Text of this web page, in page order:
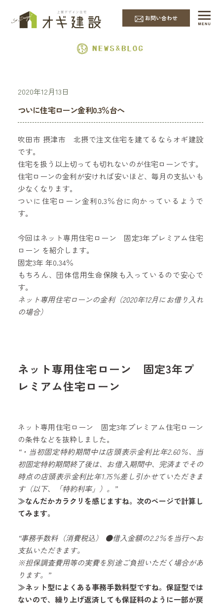
お問い合わせ
EVENT & NEWS
2020年12月13日
ついに住宅ローン金利0.3％台へ
吹田市 摂津市 北摂で注文住宅を建てるならオギ建設
です。
住宅を扱う以上切っても切れないのが住宅ローンです。
住宅ローンの金利が安ければ安いほど、毎月の支払いも
少なくなります。
ついに住宅ローン金利0.3％台に向かっているようで
す。
今回はネット専用住宅ローン 固定3年プレミアム住宅
ローン を紹介します。
固定3年 年0.34％
もちろん、団体信用生命保険も入っているので安心で
す。
ネット専用住宅ローンの金利（2020年12月にお借り入れ
の場合）
ネット専用住宅ローン 固定3年プ
レミアム住宅ローン
ネット専用住宅ローン 固定3年プレミアム住宅ローン
の条件などを抜粋しました。
“・当初固定特約期間中は店頭表示金利比年2.60％、当
初固定特約期間終了後は、お借入期間中、完済までその
時点の店頭表示金利比年1.75％差し引かせていただきま
す（以下、「特約利率」）。”
≫なんだかカラクリを感じますね。次のページで計算し
てみます。
“事務手数料（消費税込） ●借入金額の2.2％を当行へお
支払いただきます。
※担保調査費用等の実費を別途ご負担いただく場合があ
ります。”
≫ネット型によくある事務手数料型ですね。保証型では
ないので、繰り上げ返済しても保証料のように一部が戻